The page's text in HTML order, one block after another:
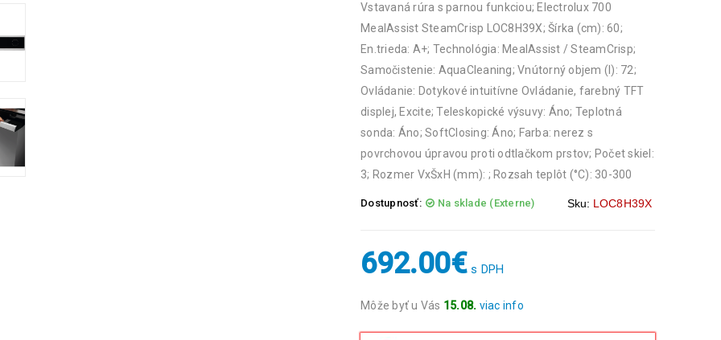
Vstavaná rúra s parnou funkciou; Electrolux 700
MealAssist SteamCrisp LOC8H39X; Šírka (cm): 60;
En.trieda: A+; Technológia: MealAssist / SteamCrisp;
Samočistenie: AquaCleaning; Vnútorný objem (l): 72;
Ovládanie: Dotykové intuitívne Ovládanie, farebný TFT
displej, Excite; Teleskopické výsuvy: Áno; Teplotná
sonda: Áno; SoftClosing: Áno; Farba: nerez s
povrchovou úpravou proti odtlačkom prstov; Počet skiel:
3; Rozmer VxŠxH (mm): ; Rozsah teplôt (°C): 30-300
Dostupnosť: Na sklade (Externe) Sku: LOC8H39X
692.00€ s DPH
Môže byť u Vás 15.08. viac info